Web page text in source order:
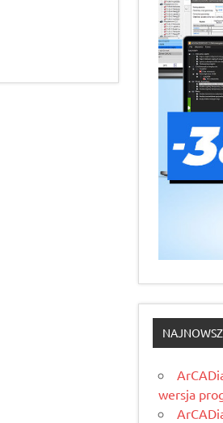
wersja